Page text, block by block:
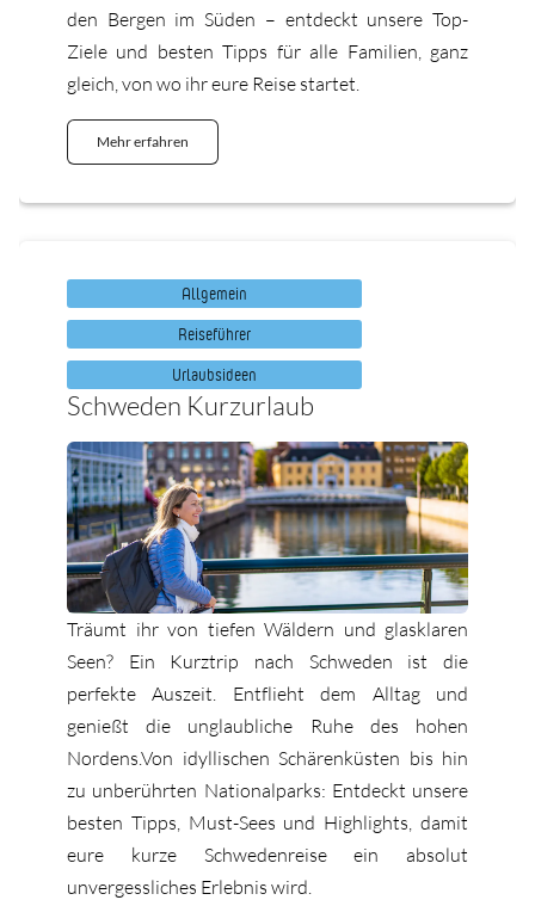
den Bergen im Süden – entdeckt unsere Top-
Ziele und besten Tipps für alle Familien, ganz
gleich, von wo ihr eure Reise startet.
Mehr erfahren
Allgemein
Reiseführer
Urlaubsideen
Schweden Kurzurlaub
Träumt ihr von tiefen Wäldern und glasklaren
Seen? Ein Kurztrip nach Schweden ist die
perfekte Auszeit. Entflieht dem Alltag und
genießt die unglaubliche Ruhe des hohen
Nordens.Von idyllischen Schärenküsten bis hin
zu unberührten Nationalparks: Entdeckt unsere
besten Tipps, Must-Sees und Highlights, damit
eure kurze Schwedenreise ein absolut
unvergessliches Erlebnis wird.